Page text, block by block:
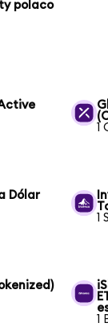
polaco
1
Dólar
1
1